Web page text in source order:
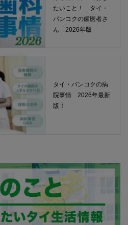
たいこと！ タイ・
バンコクの歯医者さ
ん 2026年版
タイ・バンコクの病
院事情 2026年最新
版！